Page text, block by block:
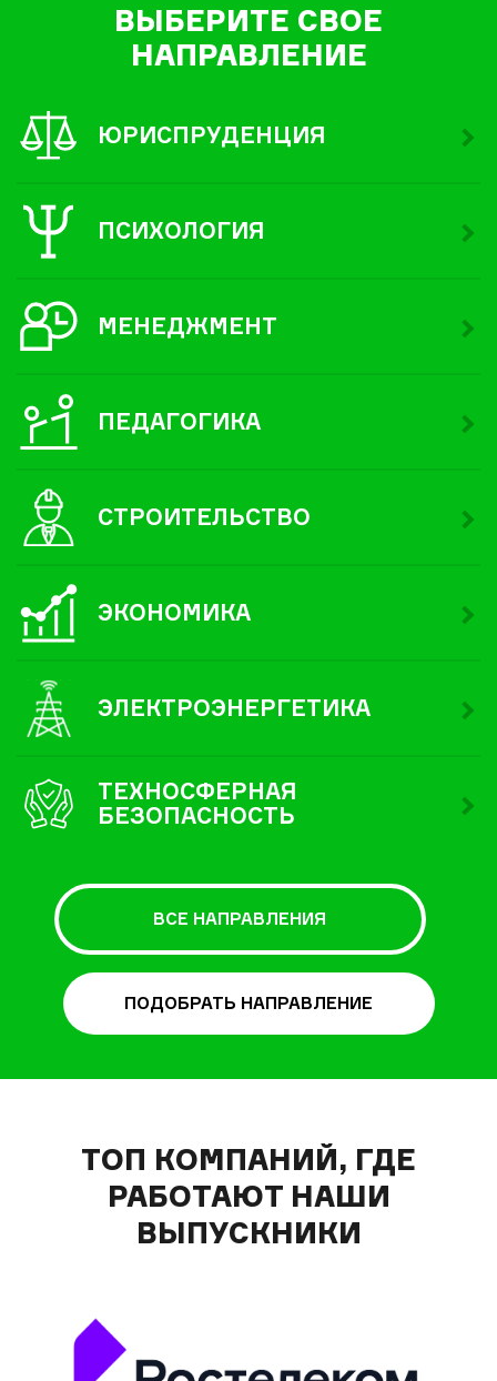
ВЫБЕРИТЕ СВОЕ
НАПРАВЛЕНИЕ
ЮРИСПРУДЕНЦИЯ
ПСИХОЛОГИЯ
МЕНЕДЖМЕНТ
ПЕДАГОГИКА
СТРОИТЕЛЬСТВО
ЭКОНОМИКА
ЭЛЕКТРОЭНЕРГЕТИКА
ТЕХНОСФЕРНАЯ
БЕЗОПАСНОСТЬ
ВСЕ НАПРАВЛЕНИЯ
ПОДОБРАТЬ НАПРАВЛЕНИЕ
ТОП КОМПАНИЙ, ГДЕ
РАБОТАЮТ НАШИ
ВЫПУСКНИКИ